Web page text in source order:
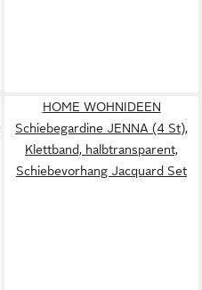
HOME WOHNIDEEN
Schiebegardine JENNA (4 St),
Klettband, halbtransparent,
Schiebevorhang Jacquard Set